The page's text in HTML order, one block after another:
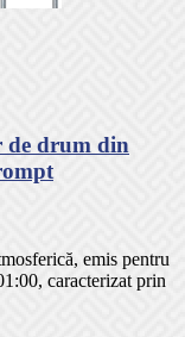
de drum din
emis pentru
caracterizat prin